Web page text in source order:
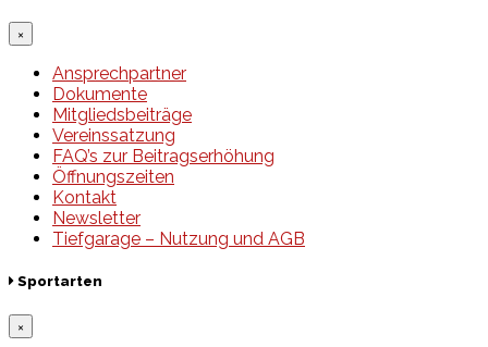
×
Ansprechpartner
Dokumente
Mitgliedsbeiträge
Vereinssatzung
FAQ’s zur Beitragserhöhung
Öffnungszeiten
Kontakt
Newsletter
Tiefgarage – Nutzung und AGB
Sportarten
×